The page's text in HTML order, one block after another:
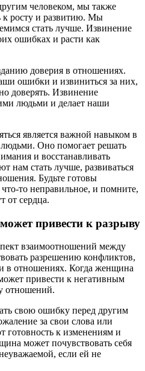
человеком, мы также
к росту и развитию. Мы
стать лучше. Извинение
ошибках и расти как
доверия в отношениях.
ошибки и извиниться за них,
доверять. Извинение
людьми и делает наши
является важной навыком в
Оно помогает решать
и восстанавливать
нам стать лучше, развиваться
Будьте готовы
то неправильное, и помните,
от сердца.
привести к разрыву
взаимоотношений между
разрешению конфликтов,
в отношениях. Когда женщина
привести к негативным
отношений.
свою ошибку перед другим
за свои слова или
готовность к изменениям и
может почувствовать себя
если ей не